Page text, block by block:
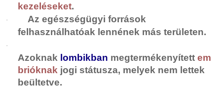
kezeléseket.
·
Az egészségügyi források
felhasználhatóak lennének más területen.
·
Azoknak lombikban megtermékenyített em
brióknak jogi státusza, melyek nem lettek
beültetve.